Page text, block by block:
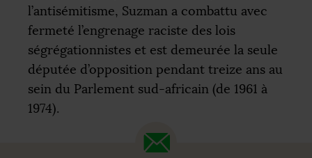
l’antisémitisme, Suzman a combattu avec
fermeté l’engrenage raciste des lois
ségrégationnistes et est demeurée la seule
députée d’opposition pendant treize ans au
sein du Parlement sud-africain (de 1961 à
1974).